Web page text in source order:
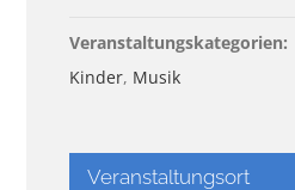
Veranstaltungskategorien:
Kinder, Musik
Veranstaltungsort